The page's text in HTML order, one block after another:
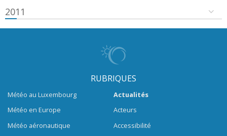
2011
RUBRIQUES
Météo au Luxembourg
Météo en Europe
Météo aéronautique
Actualités
Acteurs
Accessibilité